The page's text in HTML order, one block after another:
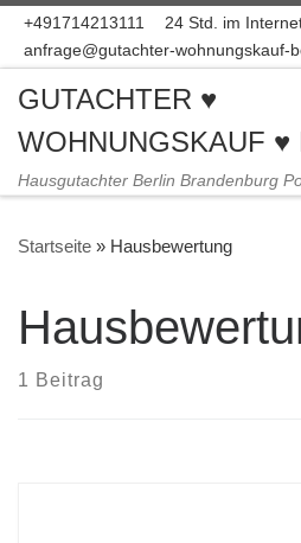
Zum Inhalt springen
+491714213111
24 Std. im
anfrage@gutachter-wohnungskauf-
GUTACHTER ♥
WOHNUNGSKAUF ♥
Hausgutachter Berlin Brandenburg
Startseite » Hausbewertung
1 Beitrag